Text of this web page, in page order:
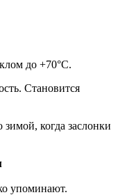
до +70°C.
Становится
когда заслонки
упоминают.